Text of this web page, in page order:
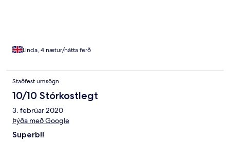
Linda, 4 nætur/nátta ferð
Staðfest umsögn
10/10 Stórkostlegt
3. febrúar 2020
Þýða með Google
Superb!!